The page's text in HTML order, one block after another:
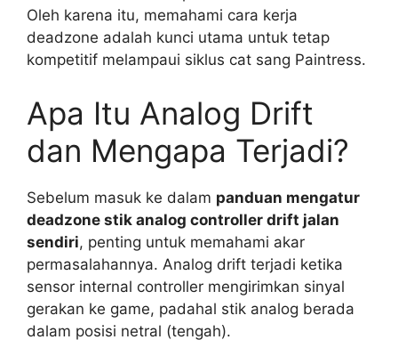
Oleh karena itu, memahami cara kerja
deadzone adalah kunci utama untuk tetap
kompetitif melampaui siklus cat sang Paintress.
Apa Itu Analog Drift
dan Mengapa Terjadi?
Sebelum masuk ke dalam panduan mengatur
deadzone stik analog controller drift jalan
sendiri, penting untuk memahami akar
permasalahannya. Analog drift terjadi ketika
sensor internal controller mengirimkan sinyal
gerakan ke game, padahal stik analog berada
dalam posisi netral (tengah).